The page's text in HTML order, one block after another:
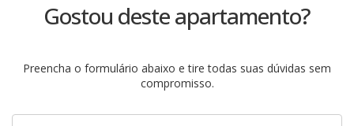
Gostou deste apartamento?
Preencha o formulário abaixo e tire todas suas dúvidas sem
compromisso.